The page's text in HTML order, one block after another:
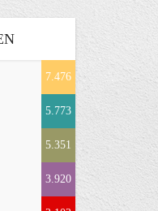
7.476
5.773
5.351
3.920